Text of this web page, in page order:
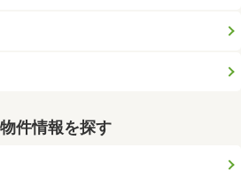
件情報を探す